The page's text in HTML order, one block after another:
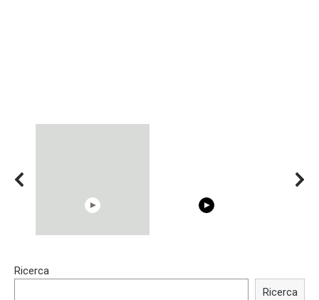
Trying BOLLYWOOD
Shocking illusion - Pretty
Ricerca
Ricerca